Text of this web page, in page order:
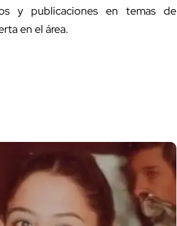
y publicaciones en temas de
en el área.